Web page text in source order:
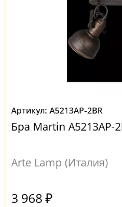
A5213AP-2BR
Бра Martin A5213AP-
Arte Lamp (Италия)
3 968 ₽